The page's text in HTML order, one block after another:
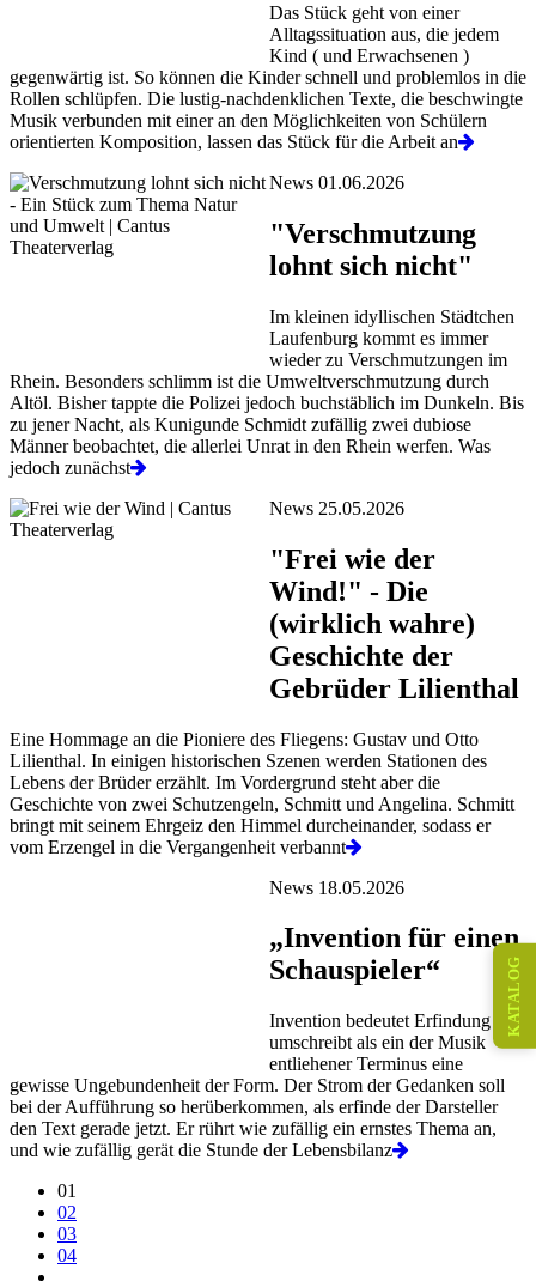
Das Stück geht von einer
Alltagssituation aus, die jedem
Kind ( und Erwachsenen )
gegenwärtig ist. So können die Kinder schnell und problemlos in die
Rollen schlüpfen. Die lustig-nachdenklichen Texte, die beschwingte
Musik verbunden mit einer an den Möglichkeiten von Schülern
orientierten Komposition, lassen das Stück für die Arbeit an
News 01.06.2026
"Verschmutzung
lohnt sich nicht"
Im kleinen idyllischen Städtchen
Laufenburg kommt es immer
wieder zu Verschmutzungen im
Rhein. Besonders schlimm ist die Umweltverschmutzung durch
Altöl. Bisher tappte die Polizei jedoch buchstäblich im Dunkeln. Bis
zu jener Nacht, als Kunigunde Schmidt zufällig zwei dubiose
Männer beobachtet, die allerlei Unrat in den Rhein werfen. Was
jedoch zunächst
News 25.05.2026
"Frei wie der
Wind!" - Die
(wirklich wahre)
Geschichte der
Gebrüder Lilienthal
Eine Hommage an die Pioniere des Fliegens: Gustav und Otto
Lilienthal. In einigen historischen Szenen werden Stationen des
Lebens der Brüder erzählt. Im Vordergrund steht aber die
Geschichte von zwei Schutzengeln, Schmitt und Angelina. Schmitt
bringt mit seinem Ehrgeiz den Himmel durcheinander, sodass er
vom Erzengel in die Vergangenheit verbannt
News 18.05.2026
„Invention für einen
Schauspieler“
Invention bedeutet Erfindung und
umschreibt als ein der Musik
entliehener Terminus eine
gewisse Ungebundenheit der Form. Der Strom der Gedanken soll
bei der Aufführung so herüberkommen, als erfinde der Darsteller
den Text gerade jetzt. Er rührt wie zufällig ein ernstes Thema an,
und wie zufällig gerät die Stunde der Lebensbilanz
01
02
03
04
KATALOG